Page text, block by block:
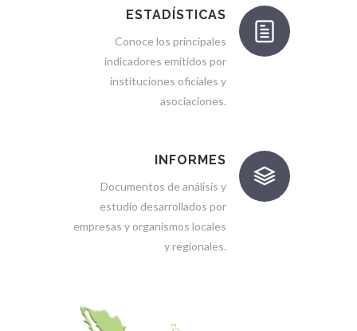
ESTADÍSTICAS
Conoce los principales
indicadores emitidos por
instituciones oficiales y
asociaciones.
INFORMES
Documentos de análisis y
estudio desarrollados por
empresas y organismos locales
y regionales.